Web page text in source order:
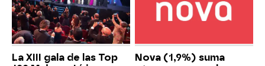
La XIII gala de las Top
Nova (1,9%) suma